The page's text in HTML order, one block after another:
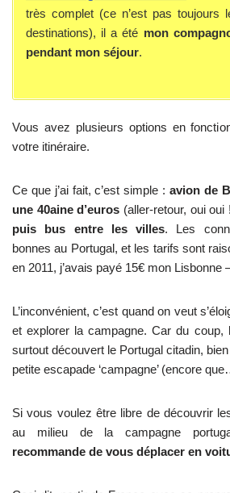
très complet (ce n’est pas toujours
destinations), il a été mon
pendant mon séjour.
Vous avez plusieurs options en
votre itinéraire.
Ce que j’ai fait, c’est simple : avion de
une 40aine d’euros (aller-retour, oui
puis bus entre les villes. Les
bonnes au Portugal, et les tarifs sont
en 2011, j’avais payé 15€ mon Lisbonne
L’inconvénient, c’est quand on veut
et explorer la campagne. Car du coup,
surtout découvert le Portugal citadin,
petite escapade ‘campagne’ (encore
Si vous voulez être libre de découvrir
au milieu de la campagne
recommande de vous déplacer en